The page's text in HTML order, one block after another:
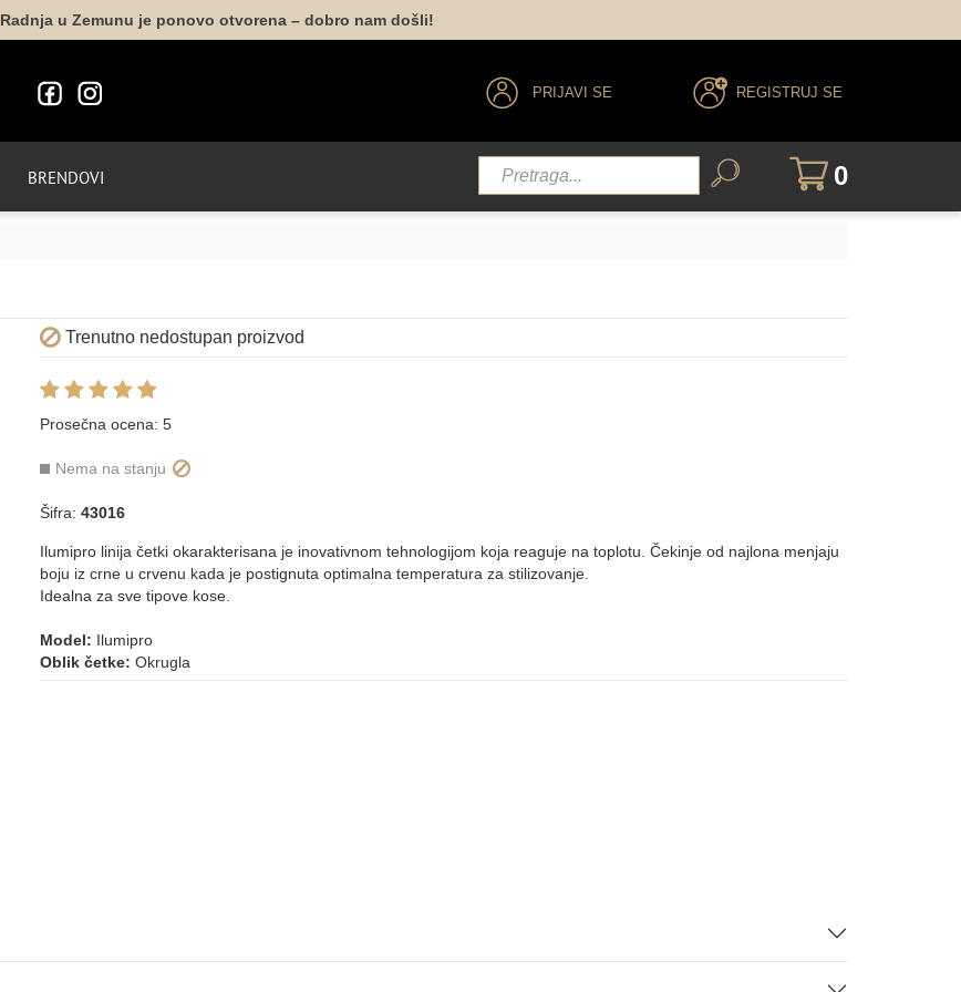
Radnja u Zemunu je ponovo otvorena – dobro nam došli!
PRIJAVI SE REGISTRUJ SE
BRENDOVI 0
Trenutno nedostupan proizvod
Prosečna ocena:5
Nema na stanju
Šifra:43016
Ilumipro linija četki okarakterisana je inovativnom tehnologijom koja reaguje na toplotu. Čekinje od najlona menjaju
boju iz crne u crvenu kada je postignuta optimalna temperatura za stilizovanje.
Idealna za sve tipove kose.
Model: Ilumipro
Oblik četke:Okrugla